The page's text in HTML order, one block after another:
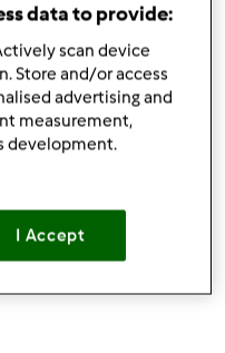
się
komentarze
data to provide:
scan device
Store and/or access
advertising and
measurement,
development.
I Accept